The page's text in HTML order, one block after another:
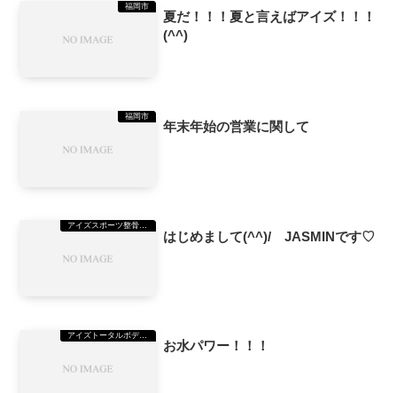
福岡市
夏だ！！！夏と言えばアイズ！！！
(^^)
福岡市
年末年始の営業に関して
アイズスポーツ整骨院美野島院
はじめまして(^^)/ JASMINです♡
アイズトータルボディーステーション（TBS）美野島
お水パワー！！！